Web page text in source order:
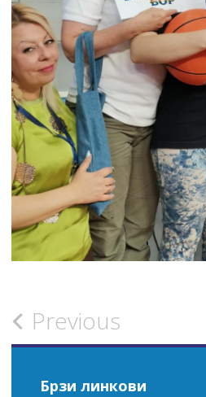
Post
navigation
Previous
Брзи линкови